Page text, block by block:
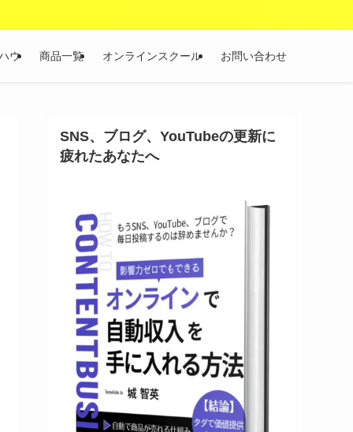
ウ 商品一覧 オンラインスクール お問い合わせ
SNS、ブログ、YouTubeの更新に
疲れたあなたへ